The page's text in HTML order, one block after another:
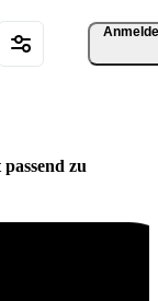
zu